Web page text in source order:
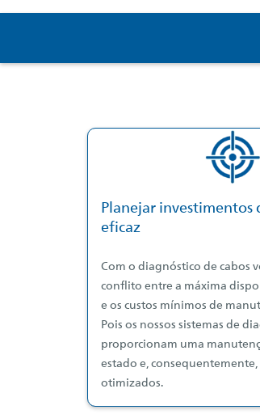
Planejar investimentos
eficaz
Com o diagnóstico de cabos
conflito entre a máxima
e os custos mínimos de
Pois os nossos sistemas de
proporcionam uma
estado e, consequentemente,
otimizados.